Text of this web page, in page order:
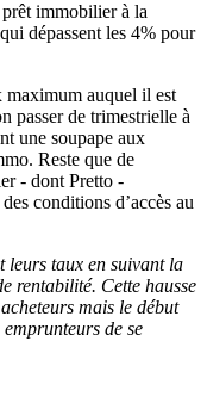
immobilier à la
dépassent les 4% pour
maximum auquel il est
passer de trimestrielle à
une soupape aux
Reste que de
- dont Pretto -
conditions d’accès au
leurs taux en suivant la
rentabilité. Cette hausse
mais le début
de se